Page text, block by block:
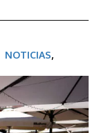
NOTICIAS,